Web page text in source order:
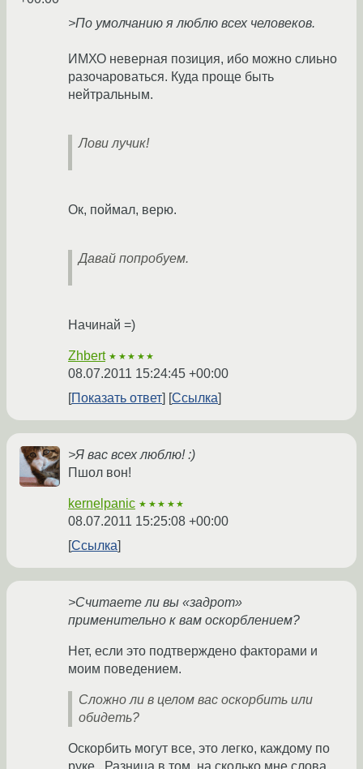
>По умолчанию я люблю всех человеков.
ИМХО неверная позиция, ибо можно слиьно
разочароваться. Куда проще быть
нейтральным.
Лови лучик!
Ок, поймал, верю.
Давай попробуем.
Начинай =)
Zhbert ★★★★★
08.07.2011 15:24:45 +00:00
Показать ответ
Ссылка
>Я вас всех люблю! :)
Пшол вон!
kernelpanic ★★★★★
08.07.2011 15:25:08 +00:00
Ссылка
>Считаете ли вы «задрот»
применительно к вам оскорблением?
Нет, если это подтверждено факторами и
моим поведением.
Сложно ли в целом вас оскорбить или
обидеть?
Оскорбить могут все, это легко, каждому по